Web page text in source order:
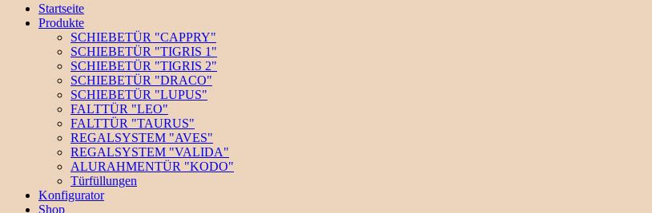
Startseite
Produkte
SCHIEBETÜR "CAPPRY"
SCHIEBETÜR "TIGRIS 1"
SCHIEBETÜR "TIGRIS 2"
SCHIEBETÜR "DRACO"
SCHIEBETÜR "LUPUS"
FALTTÜR "LEO"
FALTTÜR "TAURUS"
REGALSYSTEM "AVES"
REGALSYSTEM "VALIDA"
ALURAHMENTÜR "KODO"
Türfüllungen
Konfigurator
Shop